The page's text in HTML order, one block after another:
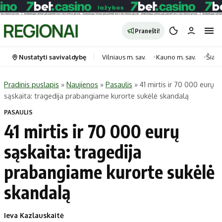
Pranešti!
Portalas
Pradinis puslapis
Savivaldybės
Naujausi
Regionai
Lietuva
Pasaulis
Kategorijos
Gyvenimas
Horoskopai
Laisvalaikis
Maistas
Nustatyti savivaldybę Vilniaus m. sav. Kauno m. sav.
Pradinis puslapis » Naujienos » Pasaulis » 41 mirtis ir 70 000 eurų
sąskaita: tragedija prabangiame kurorte sukėlė skandalą
PASAULIS
41 mirtis ir 70 000 eurų
sąskaita: tragedija
prabangiame kurorte sukėlė
skandalą
Ieva Kazlauskaitė